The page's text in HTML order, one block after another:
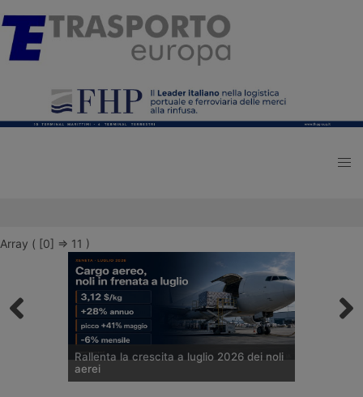
Array ( [0] => 11 )
Rallenta la crescita a luglio 2026 dei noli
aerei